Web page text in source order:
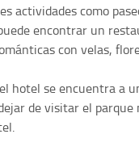
actividades como
encontrar un
con velas,
hotel se encuentra a
de visitar el